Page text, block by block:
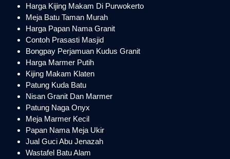
Harga Kijing Makam Di Purwokerto
Meja Batu Taman Murah
Harga Papan Nama Granit
Contoh Prasasti Masjid
Bongpay Perjamuan Kudus Granit
Harga Marmer Putih
Kijing Makam Klaten
Patung Kuda Batu
Nisan Granit Dan Marmer
Patung Naga Onyx
Meja Marmer Kecil
Papan Nama Meja Ukir
Jual Guci Abu Jenazah
Wastafel Batu Alam